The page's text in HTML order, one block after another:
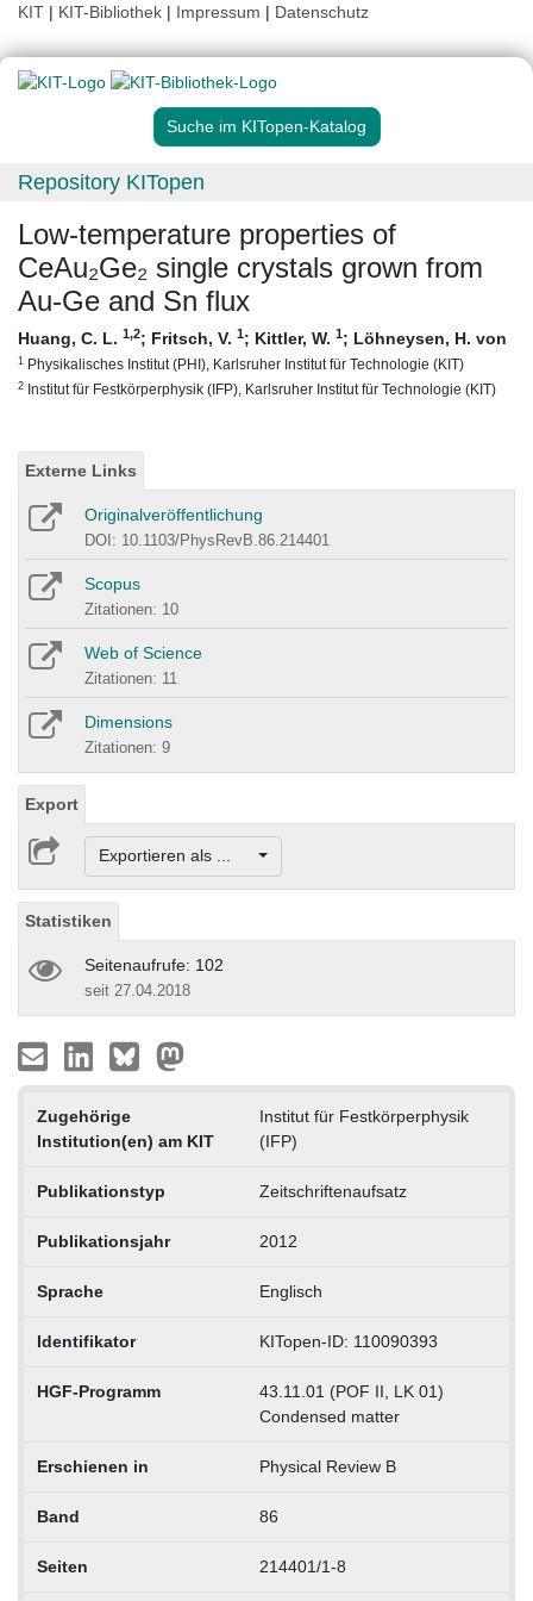
KIT | KIT-Bibliothek | Impressum | Datenschutz
Suche im KITopen-Katalog
Repository KITopen
Low-temperature properties of
CeAu₂Ge₂ single crystals grown from
Au-Ge and Sn flux
Huang, C. L. 1,2; Fritsch, V. 1; Kittler, W. 1; Löhneysen, H. von
1 Physikalisches Institut (PHI), Karlsruher Institut für Technologie (KIT)
2 Institut für Festkörperphysik (IFP), Karlsruher Institut für Technologie (KIT)
Externe Links
Originalveröffentlichung
DOI: 10.1103/PhysRevB.86.214401
Scopus
Zitationen: 10
Web of Science
Zitationen: 11
Dimensions
Zitationen: 9
Export
Exportieren als ...
Statistiken
Seitenaufrufe: 102
seit 27.04.2018
Zugehörige
Institution(en) am KIT
Institut für Festkörperphysik
(IFP)
Publikationstyp Zeitschriftenaufsatz
Publikationsjahr 2012
Sprache Englisch
Identifikator KITopen-ID: 110090393
HGF-Programm
43.11.01 (POF II, LK 01)
Condensed matter
Erschienen in Physical Review B
Band 86
Seiten 214401/1-8